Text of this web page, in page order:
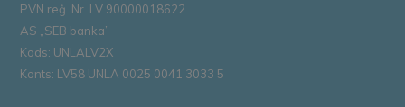
PVN reģ. Nr. LV 90000018622
AS „SEB banka”
Kods: UNLALV2X
Konts: LV58 UNLA 0025 0041 3033 5